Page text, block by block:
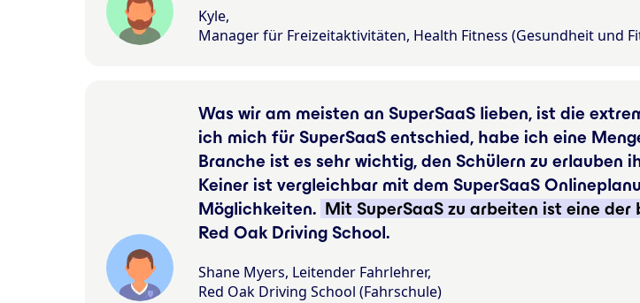
Kyle,
Manager für Freizeitaktivitäten, Health Fitness (Gesundheit und
Was wir am meisten an SuperSaaS lieben, ist die
ich mich für SuperSaaS entschied, habe ich eine
Branche ist es sehr wichtig, den Schülern zu erlauben
Keiner ist vergleichbar mit dem SuperSaaS
Möglichkeiten. Mit SuperSaaS zu arbeiten ist eine
Red Oak Driving School.
Shane Myers, Leitender Fahrlehrer,
Red Oak Driving School (Fahrschule)